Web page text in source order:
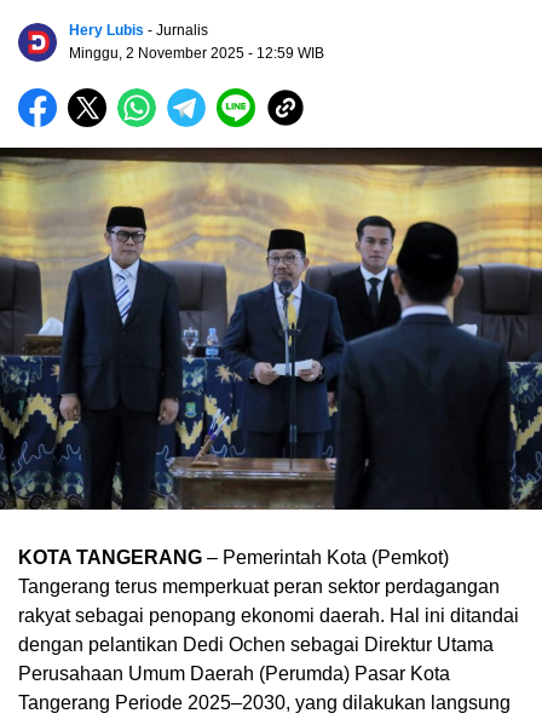
Hery Lubis - Jurnalis
Minggu, 2 November 2025 - 12:59 WIB
KOTA TANGERANG – Pemerintah Kota (Pemkot)
Tangerang terus memperkuat peran sektor perdagangan
rakyat sebagai penopang ekonomi daerah. Hal ini ditandai
dengan pelantikan Dedi Ochen sebagai Direktur Utama
Perusahaan Umum Daerah (Perumda) Pasar Kota
Tangerang Periode 2025–2030, yang dilakukan langsung